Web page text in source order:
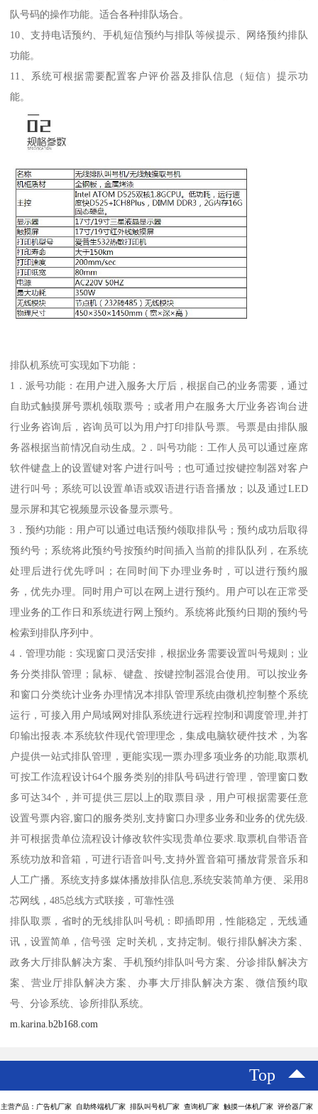
队号码的操作功能。适合各种排队场合。
10、支持电话预约、手机短信预约与排队等候提示、网络预约排队
功能。
11、系统可根据需要配置客户评价器及排队信息（短信）提示功
能。
排队机系统可实现如下功能：
1．派号功能：在用户进入服务大厅后，根据自己的业务需要，通过
自助式触摸屏号票机领取票号；或者用户在服务大厅业务咨询台进
行业务咨询后，咨询员可以为用户打印排队号票。号票是由排队服
务器根据当前情况自动生成。2．叫号功能：工作人员可以通过座席
软件键盘上的设置键对客户进行叫号；也可通过按键控制器对客户
进行叫号；系统可以设置单语或双语进行语音播放；以及通过LED
显示屏和其它视频显示设备显示票号。
3．预约功能：用户可以通过电话预约领取排队号；预约成功后取得
预约号；系统将此预约号按预约时间插入当前的排队队列，在系统
处理后进行优先呼叫；在同时间下办理业务时，可以进行预约服
务，优先办理。同时用户可以在网上进行预约。用户可以在正常受
理业务的工作日和系统进行网上预约。系统将此预约日期的预约号
检索到排队序列中。
4．管理功能：实现窗口灵活安排，根据业务需要设置叫号规则；业
务分类排队管理；鼠标、键盘、按键控制器混合使用。可以按业务
和窗口分类统计业务办理情况本排队管理系统由微机控制整个系统
运行，可接入用户局域网对排队系统进行远程控制和调度管理,并打
印输出报表.本系统软件现代管理理念，集成电脑软硬件技术，为客
户提供一站式排队管理，更能实现一票办理多项业务的功能,取票机
可按工作流程设计64个服务类别的排队号码进行管理，管理窗口数
多可达34个，并可提供三层以上的取票目录，用户可根据需要任意
设置号票内容,窗口的服务类别,支持窗口办理多业务和业务的优先级.
并可根据贵单位流程设计修改软件实现贵单位要求.取票机自带语音
系统功放和音箱，可进行语音叫号,支持外置音箱可播放背景音乐和
人工广播。系统支持多媒体播放排队信息,系统安装简单方便、采用8
芯网线，485总线方式联接，可靠性强
排队取票，省时的无线排队叫号机：即插即用，性能稳定，无线通
讯，设置简单，信号强 定时关机，支持定制。银行排队解决方案、
政务大厅排队解决方案、手机预约排队叫号方案、分诊排队解决方
案、营业厅排队解决方案、办事大厅排队解决方案、微信预约取
号、分诊系统、诊所排队系统。
m.karina.b2b168.com
Top
主营产品：广告机厂家 自助终端机厂家 排队叫号机厂家 查询机厂家 触摸一体机厂家 评价器厂家